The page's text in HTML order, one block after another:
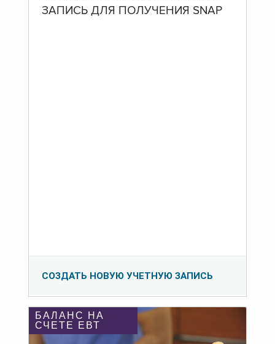
ЗАПИСЬ ДЛЯ ПОЛУЧЕНИЯ SNAP
СОЗДАТЬ НОВУЮ УЧЕТНУЮ ЗАПИСЬ
БАЛАНС НА
СЧЕТЕ ЕВТ